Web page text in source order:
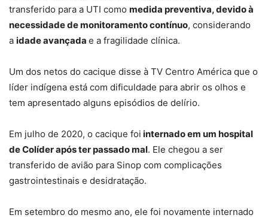
transferido para a UTI como medida preventiva, devido à
necessidade de monitoramento contínuo, considerando
a idade avançada e a fragilidade clínica.
Um dos netos do cacique disse à TV Centro América que o
líder indígena está com dificuldade para abrir os olhos e
tem apresentado alguns episódios de delírio.
Em julho de 2020, o cacique foi internado em um hospital
de Colíder após ter passado mal. Ele chegou a ser
transferido de avião para Sinop com complicações
gastrointestinais e desidratação.
Em setembro do mesmo ano, ele foi novamente internado